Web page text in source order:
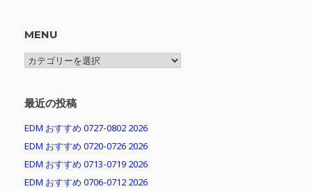
MENU
MENU
最近の投稿
EDM おすすめ 0727-0802 2026
EDM おすすめ 0720-0726 2026
EDM おすすめ 0713-0719 2026
EDM おすすめ 0706-0712 2026